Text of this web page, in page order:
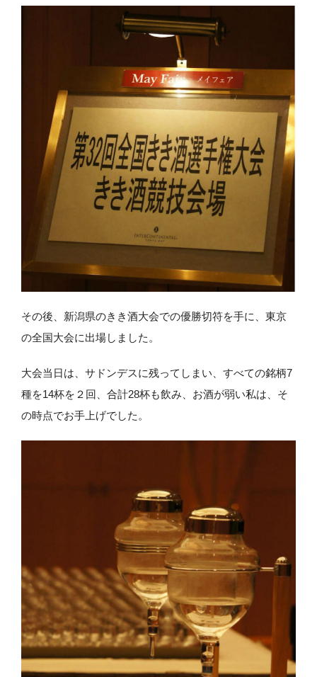
その後、新潟県のきき酒大会での優勝切符を手に、東京
の全国大会に出場しました。
大会当日は、サドンデスに残ってしまい、すべての銘柄7
種を14杯を２回、合計28杯も飲み、お酒が弱い私は、そ
の時点でお手上げでした。